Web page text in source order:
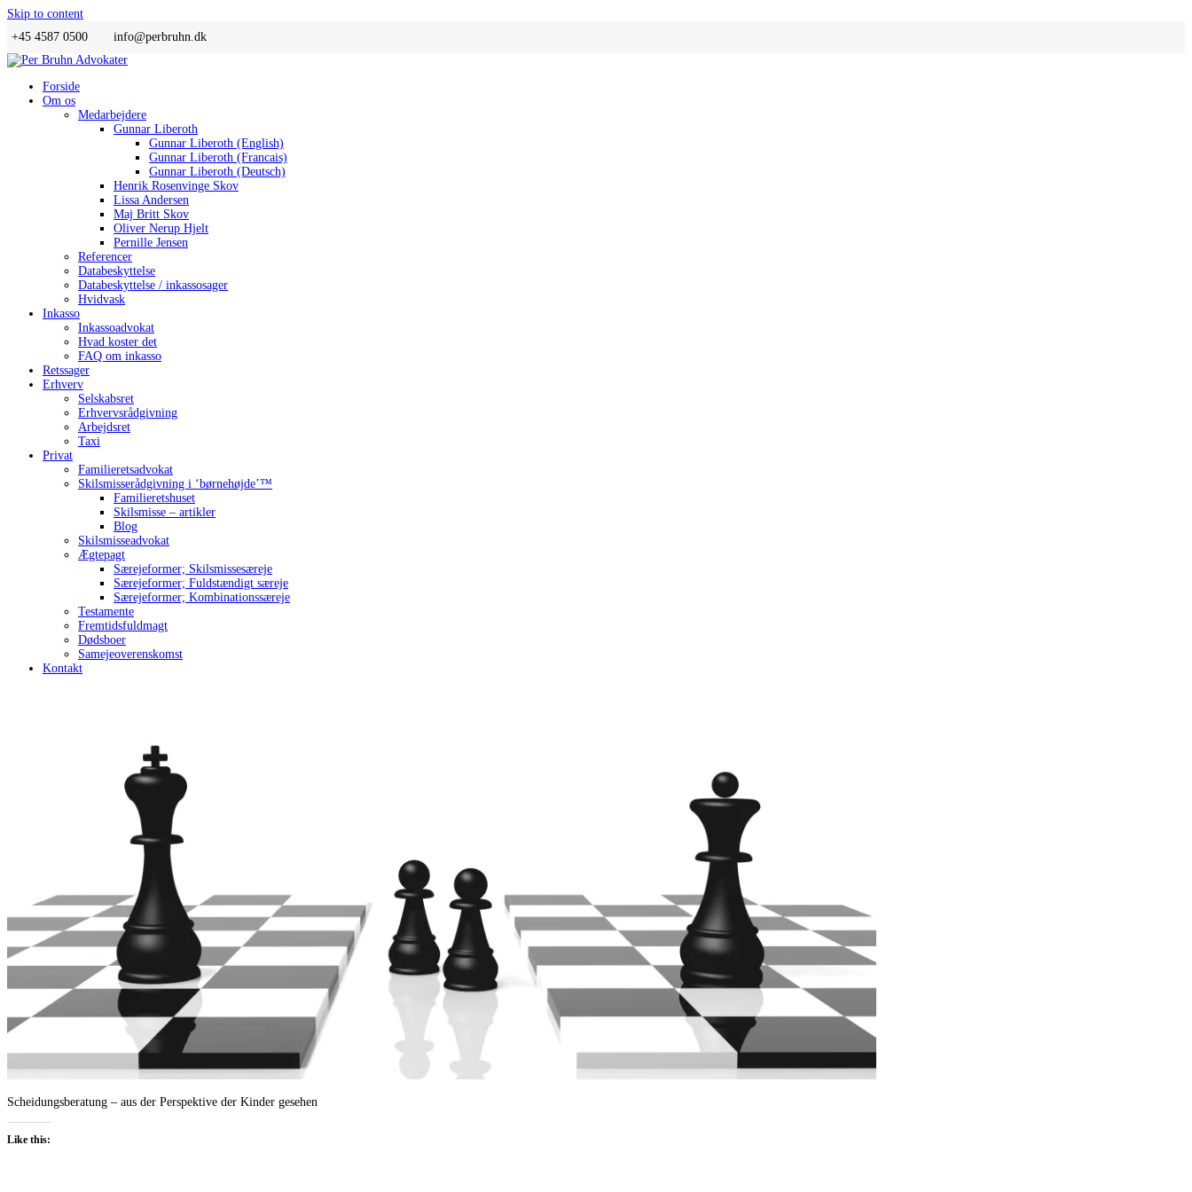
Skip to content
+45 4587 0500
info@perbruhn.dk
Forside
Om os
Medarbejdere
Gunnar Liberoth
Gunnar Liberoth (English)
Gunnar Liberoth (Francais)
Gunnar Liberoth (Deutsch)
Henrik Rosenvinge Skov
Lissa Andersen
Maj Britt Skov
Oliver Nerup Hjelt
Pernille Jensen
Referencer
Databeskyttelse
Databeskyttelse / inkassosager
Hvidvask
Inkasso
Inkassoadvokat
Hvad koster det
FAQ om inkasso
Retssager
Erhverv
Selskabsret
Erhvervsrådgivning
Arbejdsret
Taxi
Privat
Familieretsadvokat
Skilsmisserådgivning i ‘børnehøjde’™
Familieretshuset
Skilsmisse – artikler
Blog
Skilsmisseadvokat
Ægtepagt
Særejeformer; Skilsmissesæreje
Særejeformer; Fuldstændigt særeje
Særejeformer; Kombinationssæreje
Testamente
Fremtidsfuldmagt
Dødsboer
Samejeoverenskomst
Kontakt
Scheidungsberatung – aus der Perspektive der Kinder gesehen
Like this: